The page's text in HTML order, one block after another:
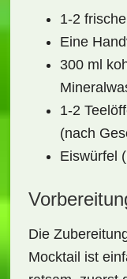
1-2
Eine
300 ml
1-2
(nach
Eiswürfel
Die
Mocktail ist